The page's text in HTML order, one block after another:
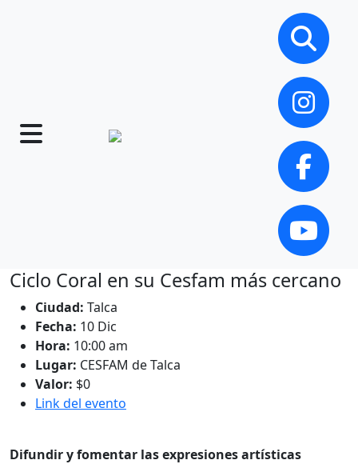
Ciclo Coral en su Cesfam más cercano
Ciudad: Talca
Fecha: 10 Dic
Hora: 10:00 am
Lugar: CESFAM de Talca
Valor: $0
Link del evento
Difundir y fomentar las expresiones artísticas